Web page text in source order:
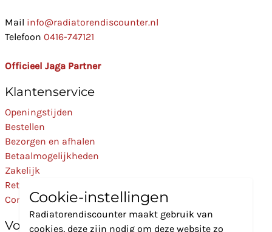
Mail info@radiatorendiscounter.nl
Telefoon 0416-747121
Officieel Jaga Partner
Klantenservice
Openingstijden
Bestellen
Bezorgen en afhalen
Betaalmogelijkheden
Zakelijk
Retourneren
Contact
Volg Ons
Cookie-instellingen
Radiatorendiscounter maakt gebruik van
cookies, deze zijn nodig om deze website zo